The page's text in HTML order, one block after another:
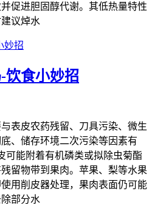
促进胆固醇代谢。其低热量特性
议焯水
饮食小妙招
表皮农药残留、刀具污染、微生
、储存环境二次污染等因素有
可能附着有机磷类或拟除虫菊酯
留物带到果肉。苹果、梨等水果
用削皮器处理，果肉表面仍可能
部分水